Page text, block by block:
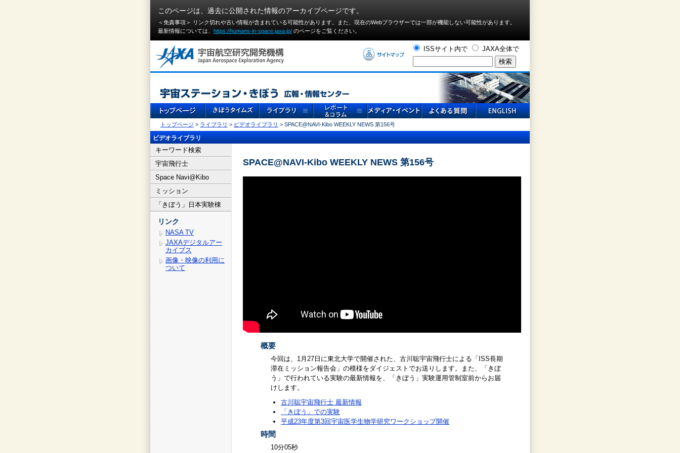
このページは、過去に公開された情報のアーカイブページです。
＜免責事項＞ リンク切れや古い情報が含まれている可能性があります。また、現在のWebブラウザーでは⼀部が機能しない可能性があります。
最新情報については、 https://humans-in-space.jaxa.jp/ のページをご覧ください。
ISSサイト内で JAXA全体で
トップページ > ライブラリ > ビデオライブラリ > SPACE@NAVI-Kibo WEEKLY NEWS 第156号
ビデオライブラリ
キーワード検索
宇宙飛行士
Space Navi@Kibo
ミッション
「きぼう」日本実験棟
リンク
NASA TV
JAXAデジタルアー
カイブス
画像・映像の利用に
ついて
SPACE@NAVI-Kibo WEEKLY NEWS 第156号
概要
今回は、1月27日に東北大学で開催された、古川聡宇宙飛行士による「ISS長期
滞在ミッション報告会」の模様をダイジェストでお送りします。また、「きぼ
う」で行われている実験の最新情報を、「きぼう」実験運用管制室前からお届
けします。
古川聡宇宙飛行士 最新情報
「きぼう」での実験
平成23年度第3回宇宙医学生物学研究ワークショップ開催
時間
10分05秒